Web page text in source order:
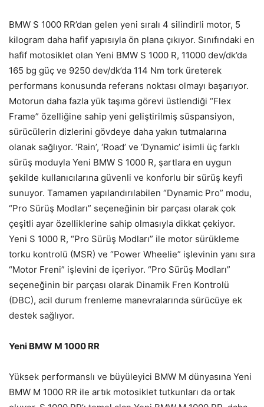
BMW S 1000 RR’dan gelen yeni sıralı 4 silindirli motor, 5
kilogram daha hafif yapısıyla ön plana çıkıyor. Sınıfındaki en
hafif motosiklet olan Yeni BMW S 1000 R, 11000 dev/dk’da
165 bg güç ve 9250 dev/dk’da 114 Nm tork üreterek
performans konusunda referans noktası olmayı başarıyor.
Motorun daha fazla yük taşıma görevi üstlendiği “Flex
Frame” özelliğine sahip yeni geliştirilmiş süspansiyon,
sürücülerin dizlerini gövdeye daha yakın tutmalarına
olanak sağlıyor. ‘Rain’, ‘Road’ ve ‘Dynamic’ isimli üç farklı
sürüş moduyla Yeni BMW S 1000 R, şartlara en uygun
şekilde kullanıcılarına güvenli ve konforlu bir sürüş keyfi
sunuyor. Tamamen yapılandırılabilen “Dynamic Pro” modu,
“Pro Sürüş Modları” seçeneğinin bir parçası olarak çok
çeşitli ayar özelliklerine sahip olmasıyla dikkat çekiyor.
Yeni S 1000 R, “Pro Sürüş Modları” ile motor sürükleme
torku kontrolü (MSR) ve “Power Wheelie” işlevinin yanı sıra
“Motor Freni” işlevini de içeriyor. “Pro Sürüş Modları”
seçeneğinin bir parçası olarak Dinamik Fren Kontrolü
(DBC), acil durum frenleme manevralarında sürücüye ek
destek sağlıyor.
Yeni BMW M 1000 RR
Yüksek performanslı ve büyüleyici BMW M dünyasına Yeni
BMW M 1000 RR ile artık motosiklet tutkunları da ortak